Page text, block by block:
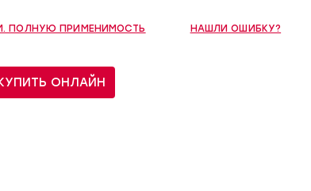
ПОЛНУЮ ПРИМЕНИМОСТЬ НАШЛИ ОШИБКУ?
ОНЛАЙН